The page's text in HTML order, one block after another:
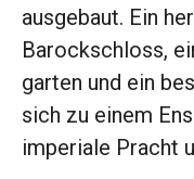
ausgebaut. Ein
Barockschloss,
garten und ein
sich zu einem
imperiale Pracht